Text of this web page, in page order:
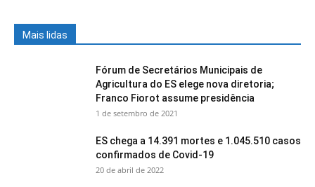
Mais lidas
Fórum de Secretários Municipais de
Agricultura do ES elege nova diretoria;
Franco Fiorot assume presidência
1 de setembro de 2021
ES chega a 14.391 mortes e 1.045.510 casos
confirmados de Covid-19
20 de abril de 2022